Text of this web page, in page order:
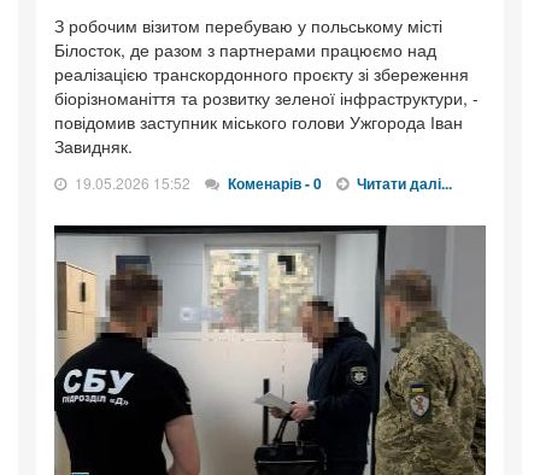
З робочим візитом перебуваю у польському місті
Білосток, де разом з партнерами працюємо над
реалізацією транскордонного проєкту зі збереження
біорізноманіття та розвитку зеленої інфраструктури, -
повідомив заступник міського голови Ужгорода Іван
Завидняк.
19.05.2026 15:52 Коменарів - 0 Читати далі...